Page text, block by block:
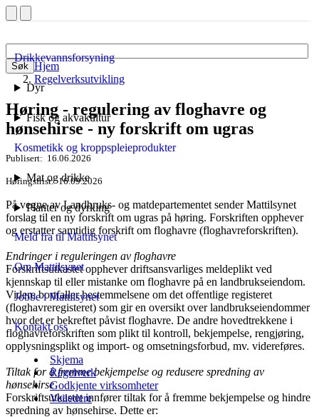
Søk
Drikkevannsforsyning
Dyr
Fisk og akvakultur
Kosmetikk og kroppspleieprodukter
Mat og drikke
Planter og dyrking
Meld fra til Mattilsynet
Om Mattilsynet
Jobbe i Mattilsynet
Kontakt oss
Skjema
Regelverk
Godkjente virksomheter
Veiledere
Hjem
Regelverksutvikling
Høring - regulering av floghavre og
hønsehirse - ny forskrift om ugras
Publisert 16.06.2026
Høringsfrist 16.09.2026
På vegne av Landbruks- og matdepartementet sender Mattilsynet
forslag til en ny forskrift om ugras på høring. Forskriften opphever
og erstatter samtidig forskrift om floghavre (floghavreforskriften).
Endringer i reguleringen av floghavre
Forskriftsutkastet opphever driftsansvarliges meldeplikt ved
kjennskap til eller mistanke om floghavre på en landbrukseiendom.
Videre bortfaller bestemmelsene om det offentlige registeret
(floghavreregisteret) som gir en oversikt over landbrukseiendommer
hvor det er bekreftet påvist floghavre. De andre hovedtrekkene i
floghavreforskriften som plikt til kontroll, bekjempelse, rengjøring,
opplysningsplikt og import- og omsetningsforbud, mv. videreføres.
Tiltak for å fremme bekjempelse og redusere spredning av
hønsehirse
Forskriftsutkastet innfører tiltak for å fremme bekjempelse og hindre
spredning av hønsehirse. Dette er: